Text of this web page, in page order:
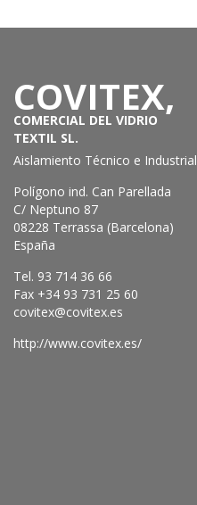
COVITEX,
COMERCIAL DEL VIDRIO
TEXTIL SL.
Aislamiento Técnico e Industrial
Polígono ind. Can Parellada
C/ Neptuno 87
08228 Terrassa (Barcelona)
España
Tel. 93 714 36 66
Fax +34 93 731 25 60
covitex@covitex.es
http://www.covitex.es/